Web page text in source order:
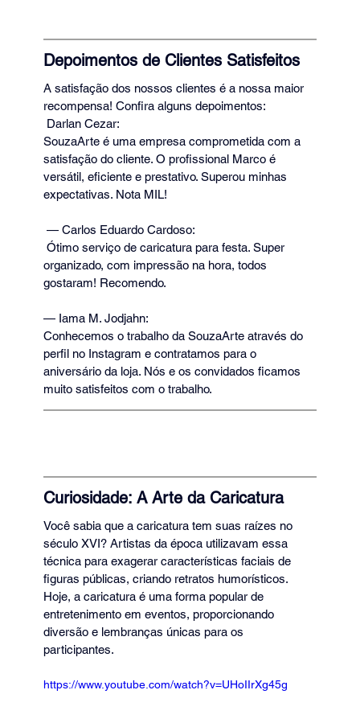
Depoimentos de Clientes Satisfeitos
A satisfação dos nossos clientes é a nossa maior
recompensa! Confira alguns depoimentos:
Darlan Cezar:
SouzaArte é uma empresa comprometida com a
satisfação do cliente. O profissional Marco é
versátil, eficiente e prestativo. Superou minhas
expectativas. Nota MIL!
— Carlos Eduardo Cardoso:
organizado, com impressão na hora, todos
gostaram! Recomendo.
— Iama M. Jodjahn:
Conhecemos o trabalho da SouzaArte através do
perfil no Instagram e contratamos para o
aniversário da loja. Nós e os convidados ficamos
muito satisfeitos com o trabalho.
Curiosidade: A Arte da Caricatura
Você sabia que a caricatura tem suas raízes no
século XVI? Artistas da época utilizavam essa
técnica para exagerar características faciais de
figuras públicas, criando retratos humorísticos.
Hoje, a caricatura é uma forma popular de
entretenimento em eventos, proporcionando
diversão e lembranças únicas para os
participantes.
https://www.youtube.com/watch?v=UHoIIrXg45g